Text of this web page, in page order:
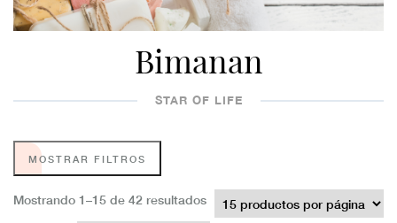
Bimanan
STAR OF LIFE
MOSTRAR FILTROS
Mostrando 1–15 de 42 resultados